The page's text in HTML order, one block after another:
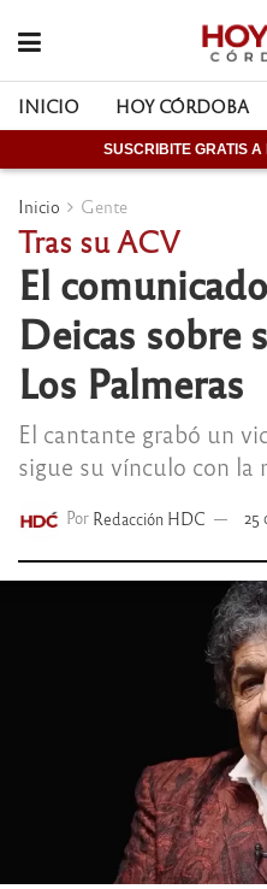
INICIO HOY CÓRDOBA
SUSCRIBITE GRATIS
Inicio Gente
Tras su ACV
El
Deicas sobre
Los Palmeras
El cantante grabó un
sigue su vínculo con la
Por Redacción HDC 25